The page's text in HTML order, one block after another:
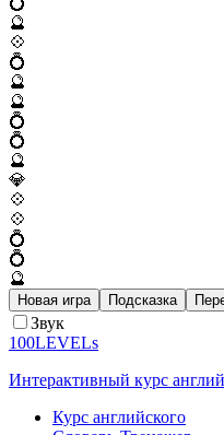
🔮
💠
💍
🔮
🔮
💍
💍
🔮
💎
💠
💠
💍
💍
🔮
Новая игра Подсказка
Звук
100LEVELs
Интерактивный курс
Курс английского